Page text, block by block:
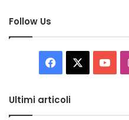
Follow Us
Facebook You
Ultimi articoli